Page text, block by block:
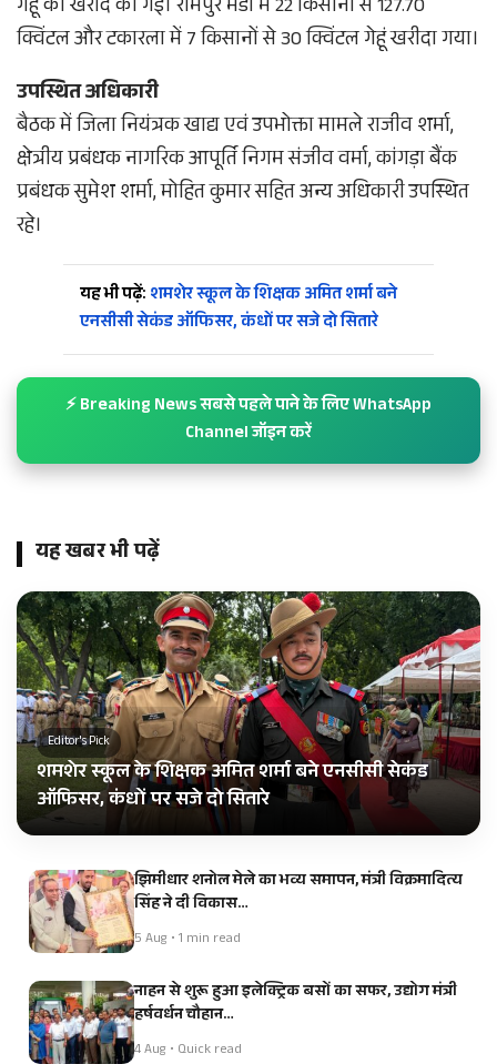
गेहूं की खरीद की गई। रामपुर मंडी में 22 किसानों से 127.70
क्विंटल और टकारला में 7 किसानों से 30 क्विंटल गेहूं खरीदा गया।
उपस्थित अधिकारी
बैठक में जिला नियंत्रक खाद्य एवं उपभोक्ता मामले राजीव शर्मा,
क्षेत्रीय प्रबंधक नागरिक आपूर्ति निगम संजीव वर्मा, कांगड़ा बैंक
प्रबंधक सुमेश शर्मा, मोहित कुमार सहित अन्य अधिकारी उपस्थित
रहे।
यह भी पढ़ें: शमशेर स्कूल के शिक्षक अमित शर्मा बने
एनसीसी सेकंड ऑफिसर, कंधों पर सजे दो सितारे
⚡ Breaking News सबसे पहले पाने के लिए WhatsApp
Channel जॉइन करें
यह खबर भी पढ़ें
Editor's Pick
शमशेर स्कूल के शिक्षक अमित शर्मा बने एनसीसी सेकंड
ऑफिसर, कंधों पर सजे दो सितारे
झिमीधार शनोल मेले का भव्य समापन, मंत्री विक्रमादित्य
सिंह ने दी विकास…
5 Aug • 1 min read
नाहन से शुरू हुआ इलेक्ट्रिक बसों का सफर, उद्योग मंत्री
हर्षवर्धन चौहान…
4 Aug • Quick read